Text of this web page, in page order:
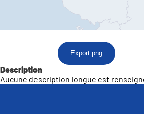
Export png
Description
Aucune description longue est